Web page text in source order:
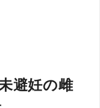
避妊の雌